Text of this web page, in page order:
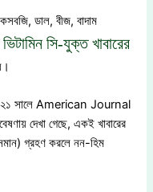
ডাল, বীজ, বাদাম
ভিটামিন সি-যুক্ত খাবারের
সালে American Journal
দেখা গেছে, একই খাবারের
গ্রহণ করলে নন-হিম